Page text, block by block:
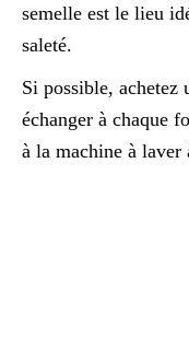
semelle est le lieu
saleté.
Si possible, achetez
échanger à chaque
à la machine à laver